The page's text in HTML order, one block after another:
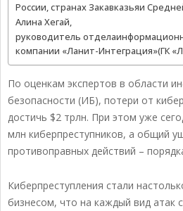
России, странах Закавказьяи
Алина Хегай,
руководитель
компании «Ланит-Интеграция»(ГК
По оценкам экспертов в области
безопасности (ИБ), потери от
достичь $2 трлн. При этом уже
млн киберпреступников, а общий
противоправных действий –
Киберпреступления стали
бизнесом, что на каждый вид атак